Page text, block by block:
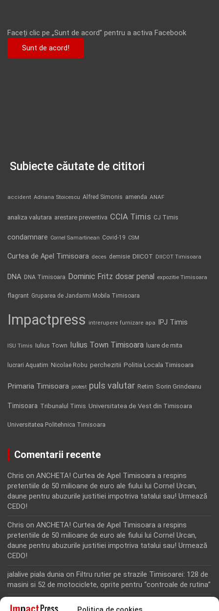
Faceți clic pe „Sunt de acord” pentru a activa Facebook
Sunt de acord!
Subiecte căutate de cititori
accident Adriana Stoicescu Alfred Simonis amenda ANAF
analiza valutara arestare preventiva CCIA Timis CJ Timis
condamnare Cornel Samartinean Covid-19 CSM
Curtea de Apel Timisoara deces demisie DIICOT DIICOT Timisoara
DNA DNA Timisoara Dominic Fritz dosar penal expozitie Timisoara
flagrant Gruparea de Jandarmi Mobila Timisoara
Impactpress intrerupere furnizare apa IPJ Timis
ISU Timis Iulius Town Iulius Town Timisoara luare de mita
lucrari Aquatim Nicolae Robu perchezitii Politia Locala Timisoara
Primaria Timisoara protest puls valutar Retim Sorin Grindeanu
Timisoara Tribunalul Timis Universitatea de Vest din Timisoara
Universitatea Politehnica Timisoara
Comentarii recente
Chris on ANCHETA! Curtea de Apel Timisoara a respins
pretentiile de 50 milioane de euro ale fiului lui Cornel Urcan,
daune pentru abuzurile justitiei impotriva tatalui sau! Urmează
CEDO!
Chris on ANCHETA! Curtea de Apel Timisoara a respins
pretentiile de 50 milioane de euro ale fiului lui Cornel Urcan,
daune pentru abuzurile justitiei impotriva tatalui sau! Urmează
CEDO!
jalalive piala dunia on Filtru rutier pe strazile Timisoarei: 128 de
masini si 52 de motociclete, oprite pentru “controale de rutina”
Rodion Camatoritul